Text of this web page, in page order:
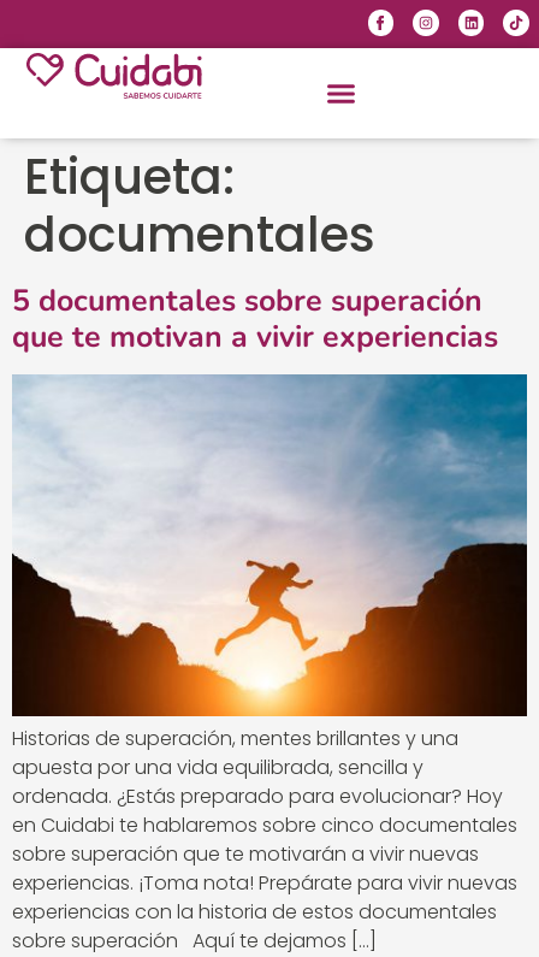
Etiqueta:
documentales
5 documentales sobre superación
que te motivan a vivir experiencias
Historias de superación, mentes brillantes y una
apuesta por una vida equilibrada, sencilla y
ordenada. ¿Estás preparado para evolucionar? Hoy
en Cuidabi te hablaremos sobre cinco documentales
sobre superación que te motivarán a vivir nuevas
experiencias. ¡Toma nota! Prepárate para vivir nuevas
experiencias con la historia de estos documentales
sobre superación Aquí te dejamos […]